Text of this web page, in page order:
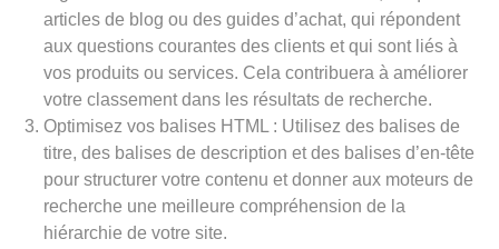
articles de blog ou des guides d’achat, qui répondent
aux questions courantes des clients et qui sont liés à
vos produits ou services. Cela contribuera à améliorer
votre classement dans les résultats de recherche.
Optimisez vos balises HTML : Utilisez des balises de
titre, des balises de description et des balises d’en-tête
pour structurer votre contenu et donner aux moteurs de
recherche une meilleure compréhension de la
hiérarchie de votre site.